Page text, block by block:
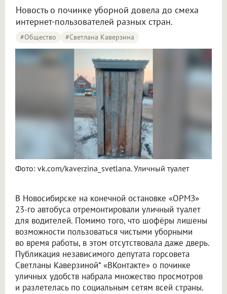
Новость о починке уборной довела до смеха
интернет-пользователей разных стран.
#Общество #Светлана Каверзина
Фото: vk.com/kaverzina_svetlana. Уличный туалет
В Новосибирске на конечной остановке «ОРМЗ»
23-го автобуса отремонтировали уличный туалет
для водителей. Помимо того, что шофёры лишены
возможности пользоваться чистыми уборными
во время работы, в этом отсутствовала даже дверь.
Публикация независимого депутата горсовета
Светланы Каверзиной* «ВКонтакте» о починке
уличных удобств набрала множество просмотров
и разлетелась по социальным сетям всей страны.